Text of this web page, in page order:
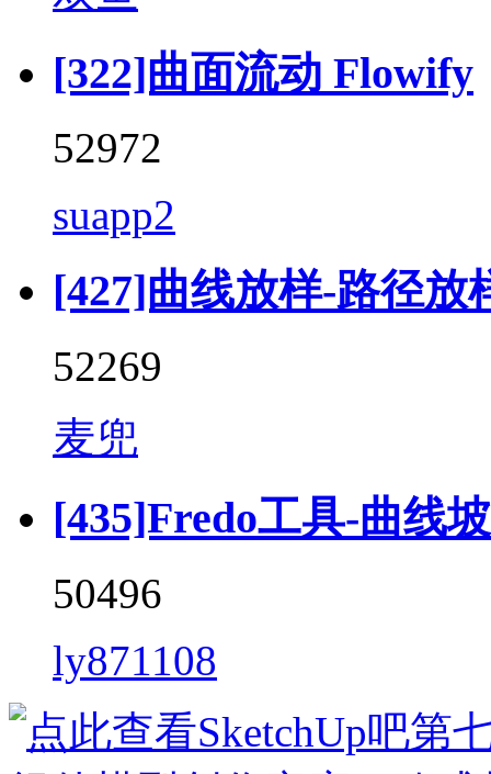
[322]曲面流动 Flowify
52972
suapp2
[427]曲线放样-路径放
52269
麦兜
[435]Fredo工具-曲线
50496
ly871108